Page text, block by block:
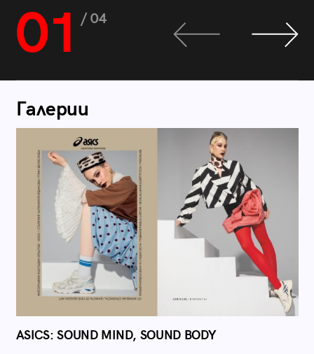
01 / 04
Галерии
ASICS: SOUND MIND, SOUND BODY